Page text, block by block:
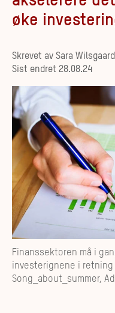
øke
Skrevet av Sara
Sist endret 28.08.24
Finanssektoren må i
investerignene i
Song_about_summer,